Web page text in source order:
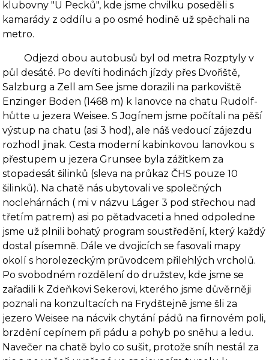
klubovny "U Pecků", kde jsme chvilku poseděli s
kamarády z oddílu a po osmé hodině už spěchali na
metro.
Odjezd obou autobusů byl od metra Rozptyly v
půl desáté. Po devíti hodinách jízdy přes Dvořiště,
Salzburg a Zell am See jsme dorazili na parkoviště
Enzinger Boden (1468 m) k la­novce na chatu Rudolf-
hůtte u jezera Weisee. S Jogínem jsme počítali na pěší
výstup na chatu (asi 3 hod), ale náš vedoucí zájezdu
rozhodl jinak. Cesta moderní kabinkovou lanovkou s
přestupem u jezera Grunsee byla zážitkem za
stopadesát šilinků (sleva na průkaz ČHS pouze 10
šilinků). Na chatě nás ubytovali ve společných
noclehárnách ( mi v názvu Láger 3 pod střechou nad
třetím patrem) asi po pětadvaceti a hned odpoledne
jsme už plnili bohatý pro­gram soustředění, který každý
dostal písemně. Dále ve dvojicích se fasovali mapy
okolí s ho­rolezeckým průvodcem přilehlých vrcholů.
Po svobodném rozdělení do družstev, kde jsme se
zařadili k Zdeňkovi Sekerovi, kterého jsme důvěrněji
poznali na konzultacích na Frydštejně jsme šli za
jezero Weisee na nácvik chytání pádů na firnovém poli,
brzdění cepínem při pádu a pohyb po sněhu a ledu.
Navečer na chatě bylo co sušit, protože sníh nestál za